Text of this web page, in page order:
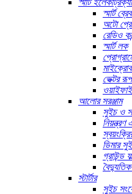
স্মার্ট
স্মার্ট
অটো
রেডিও
স্মার্ট লক
ভেক্টর
আলোর সরঞ্জাম
সুইচ ও
নিয়ন্ত্রণ
ডিমার
গ্রাউন্ড
স্টার্টার
সুইচ